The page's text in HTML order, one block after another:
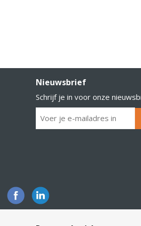
Nieuwsbrief
Schrijf je in voor onze